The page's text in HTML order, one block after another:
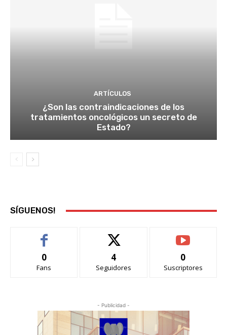
ARTÍCULOS
¿Son las contraindicaciones de los
tratamientos oncológicos un secreto de
Estado?
SÍGUENOS!
0
Fans
4
Seguidores
0
Suscriptores
- Publicidad -